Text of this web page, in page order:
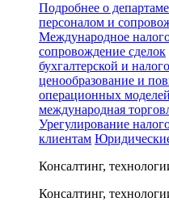
Подробнее о
персоналом и
Международное
сопровождение сделок
бухгалтерской и
ценообразование и
операционных моделей
международная
Урегулирование
клиентам
Консалтинг,
Консалтинг,